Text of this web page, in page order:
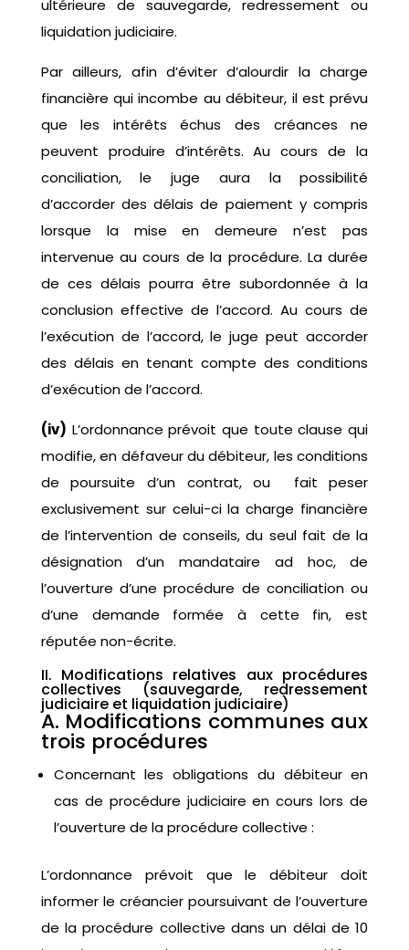
ultérieure de sauvegarde, redressement ou
liquidation judiciaire.
Par ailleurs, afin d’éviter d’alourdir la charge
financière qui incombe au débiteur, il est prévu
que les intérêts échus des créances ne
peuvent produire d’intérêts. Au cours de la
conciliation, le juge aura la possibilité
d’accorder des délais de paiement y compris
lorsque la mise en demeure n’est pas
intervenue au cours de la procédure. La durée
de ces délais pourra être subordonnée à la
conclusion effective de l’accord. Au cours de
l’exécution de l’accord, le juge peut accorder
des délais en tenant compte des conditions
d’exécution de l’accord.
(iv) L’ordonnance prévoit que toute clause qui
modifie, en défaveur du débiteur, les conditions
de poursuite d’un contrat, ou fait peser
exclusivement sur celui-ci la charge financière
de l’intervention de conseils, du seul fait de la
désignation d’un mandataire ad hoc, de
l’ouverture d’une procédure de conciliation ou
d’une demande formée à cette fin, est
réputée non-écrite.
II. Modifications relatives aux procédures
collectives (sauvegarde, redressement
judiciaire et liquidation judiciaire)
A. Modifications communes aux
trois procédures
Concernant les obligations du débiteur en
cas de procédure judiciaire en cours lors de
l’ouverture de la procédure collective :
L’ordonnance prévoit que le débiteur doit
informer le créancier poursuivant de l’ouverture
de la procédure collective dans un délai de 10